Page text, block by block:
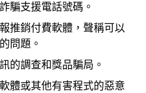
騙支援電話號碼。
推銷付費軟體，聲稱可以
問題。
的調查和獎品騙局。
體或其他有害程式的惡意